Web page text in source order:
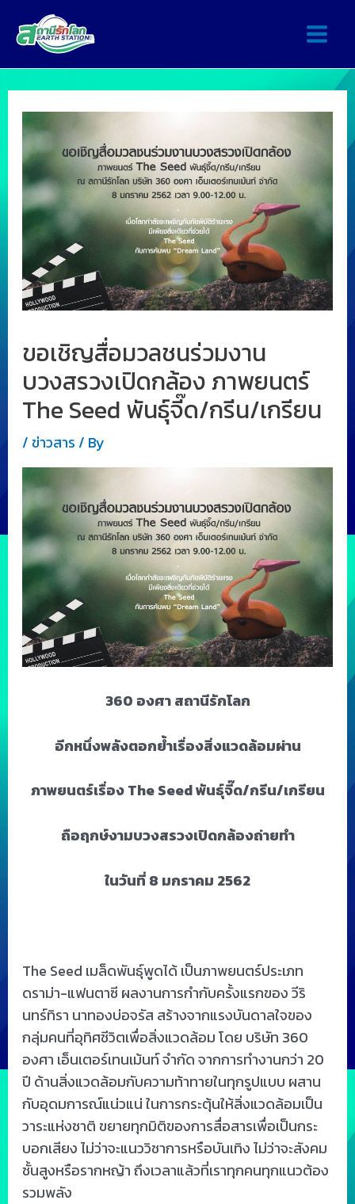
ขอเชิญสื่อมวลชนร่วมงาน
บวงสรวงเปิดกล้อง ภาพยนตร์
The Seed พันธุ์จี๊ด/กรีน/เกรียน
/ข่าวสาร / By
360 องศา สถานีรักโลก
อีกหนึ่งพลังตอกย้ำเรื่องสิ่งแวดล้อมผ่าน
ภาพยนตร์เรื่องThe Seedพันธุ์จี๊ด/กรีน/เกรียน
ถือฤกษ์งามบวงสรวงเปิดกล้องถ่ายทำ
ในวันที่ 8 มกราคม 2562
The Seed เมล็ดพันธุ์พูดได้ เป็นภาพยนตร์ประเภท
ดราม่า-แฟนตาซี ผลงานการกำกับครั้งแรกของ วีริ
นทร์ทิรา นาทองบ่อจรัส สร้างจากแรงบันดาลใจของ
กลุ่มคนที่อุทิศชีวิตเพื่อสิ่งแวดล้อม โดย บริษัท 360
องศา เอ็นเตอร์เทนเม้นท์ จำกัด จากการทำงานกว่า 20
ปี ด้านสิ่งแวดล้อมกับความท้าทายในทุกรูปแบบ ผสาน
กับอุดมการณ์แน่วแน่ ในการกระตุ้นให้สิ่งแวดล้อมเป็น
วาระแห่งชาติ ขยายทุกมิติของการสื่อสารเพื่อเป็นกระ
บอกเสียง ไม่ว่าจะแนววิชาการหรือบันเทิง ไม่ว่าจะสังคม
ชั้นสูงหรือรากหญ้า ถึงเวลาแล้วที่เราทุกคนทุกแนวต้อง
รวมพลัง